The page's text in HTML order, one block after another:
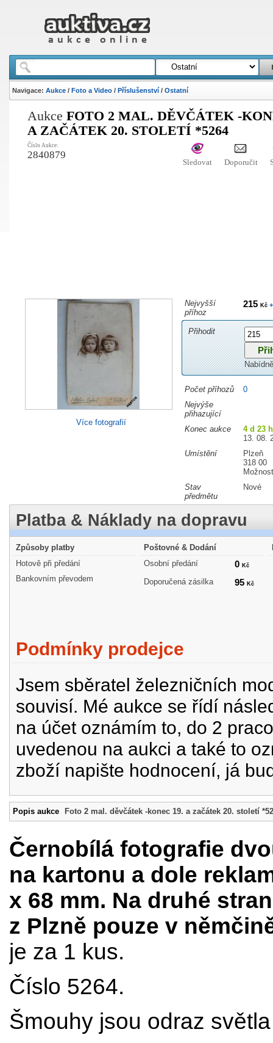
Navigace: Aukce/ Foto a Video/ Příslušenství/ Ostatní
Aukce FOTO 2 MAL. DĚVČÁTEK -
A ZAČÁTEK 20. STOLETÍ *5264
Číslo Aukce:
2840879
Sledovat Doporučit
Více fotografií
Nejvyšší
příhoz
215 Kč+
Přihodit
Počet příhozů
0
Nejvýše
přihazující
Konec aukce
4 d 23
13. 08.
Umístění
Plzeň
318 00
Stav
předmětu
Nové
Platba & Náklady na dopravu
Způsoby platby
Hotově při předání
Bankovním převodem
Poštovné & Dodání
Osobní předání
0 Kč
Doporučená zásilka 95 Kč
Podmínky prodejce
Jsem sběratel železničních
souvisí. Mé aukce se řídí
na účet oznámím to, do 2
uvedenou na aukci a také to
zboží napište hodnocení, já
Popis aukce Foto 2 mal. děvčátek -konec 19. a začátek 20. století
Černobílá fotografie
na kartonu a dole
x 68 mm. Na druhé
z Plzně pouze v
je za 1 kus.
Číslo 5264.
Šmouhy jsou odraz